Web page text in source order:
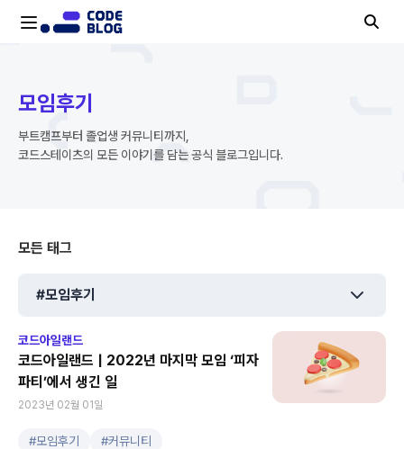
모임후기
부트캠프부터 졸업생 커뮤니티까지,
코드스테이츠의 모든 이야기를 담는 공식 블로그입니다.
모든 태그
#모임후기
코드아일랜드
코드아일랜드 | 2022년 마지막 모임 ‘피자
파티’에서 생긴 일
2023년 02월 01일
#모임후기 #커뮤니티